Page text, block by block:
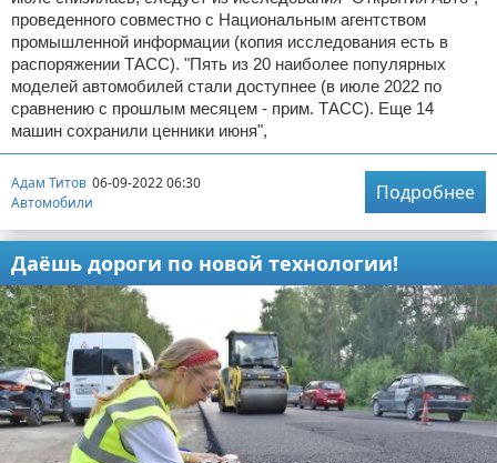
проведенного совместно с Национальным агентством
промышленной информации (копия исследования есть в
распоряжении ТАСС). "Пять из 20 наиболее популярных
моделей автомобилей стали доступнее (в июле 2022 по
сравнению с прошлым месяцем - прим. ТАСС). Еще 14
машин сохранили ценники июня",
Адам Титов 06-09-2022 06:30
Автомобили
Подробнее
Даёшь дороги по новой технологии!